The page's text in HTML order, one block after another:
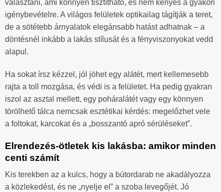
választani, ami könnyen tisztítható, és nem kényes a gyakori
igénybevételre. A világos felületek optikailag tágítják a teret,
de a sötétebb árnyalatok elegánsabb hatást adhatnak – a
döntésnél inkább a lakás stílusát és a fényviszonyokat vedd
alapul.
Ha sokat írsz kézzel, jól jöhet egy alátét, mert kellemesebb
rajta a toll mozgása, és védi is a felületet. Ha pedig gyakran
iszol az asztal mellett, egy poháralátét vagy egy könnyen
törölhető tálca nemcsak esztétikai kérdés: megelőzhet vele
a foltokat, karcokat és a „bosszantó apró sérüléseket”.
Elrendezés-ötletek kis lakásba: amikor minden
centi számít
Kis terekben az a kulcs, hogy a bútordarab ne akadályozza
a közlekedést, és ne „nyelje el” a szoba levegőjét. Jó